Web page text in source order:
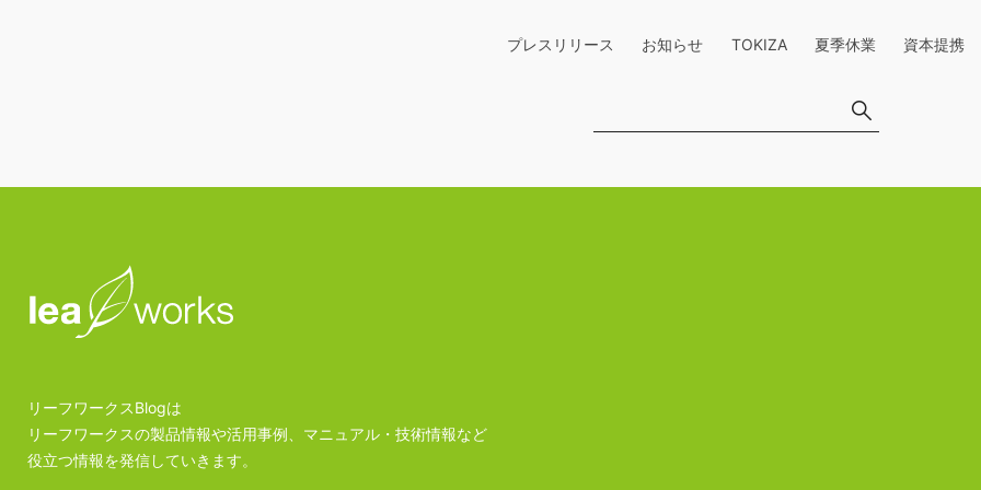
プレスリリース お知らせ TOKIZA 夏季休業 資本提携
リーフワークスBlogは
リーフワークスの製品情報や活用事例、マニュアル・技術情報など
役立つ情報を発信していきます。